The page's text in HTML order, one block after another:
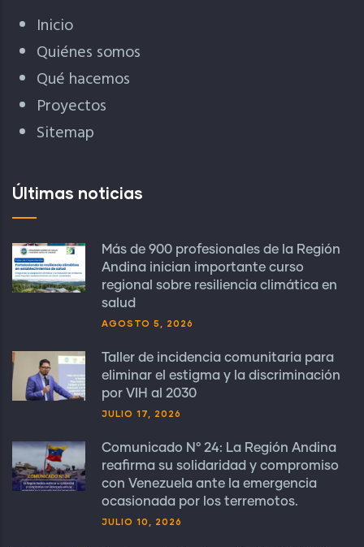
Inicio
Quiénes somos
Qué hacemos
Proyectos
Sitemap
Últimas noticias
Más de 900 profesionales de la Región
Andina inician importante curso
regional sobre resiliencia climática en
salud
AGOSTO 5, 2026
Taller de incidencia comunitaria para
eliminar el estigma y la discriminación
por VIH al 2030
JULIO 17, 2026
Comunicado N° 24: La Región Andina
reafirma su solidaridad y compromiso
con Venezuela ante la emergencia
ocasionada por los terremotos.
JULIO 10, 2026